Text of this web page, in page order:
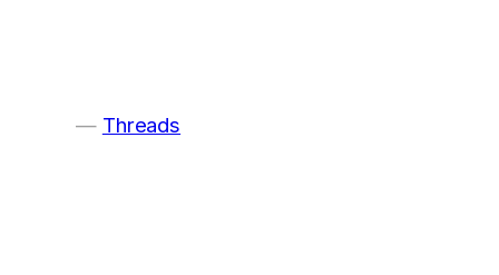
Threads